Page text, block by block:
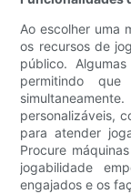
Ao escolher uma
os recursos de
público.
permitindo
personalizáveis,
para atender
Procure
jogabilidade
engajados e os